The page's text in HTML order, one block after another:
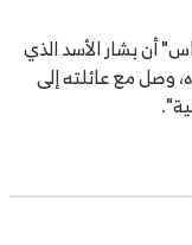
أن بشار الأسد الذي
2000 خلفا لوالده، وصل مع عائلته إلى